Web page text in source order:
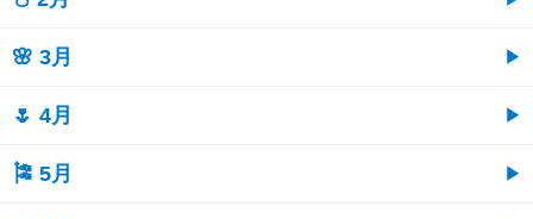
🌸 3月
🌷 4月
🎏 5月